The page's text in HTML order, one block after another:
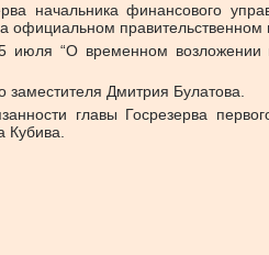
начальника финансового
официальном правительственном
“О временном возложении
заместителя Дмитрия Булатова.
главы Госрезерва